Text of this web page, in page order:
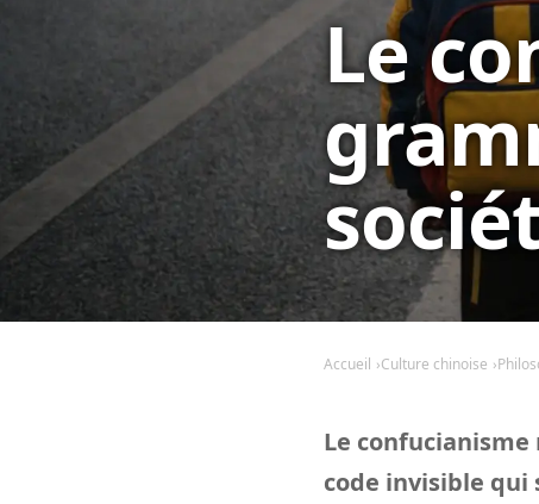
Le
Accueil Culture chinoise
Le
code invisible qui